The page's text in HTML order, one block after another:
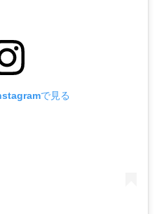
で見る